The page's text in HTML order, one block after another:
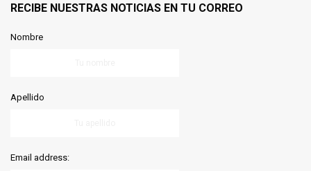
RECIBE NUESTRAS NOTICIAS EN TU CORREO
Nombre
Apellido
Email address: